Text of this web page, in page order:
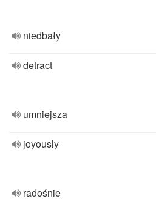
niedbały
detract
umniejsza
joyously
radośnie